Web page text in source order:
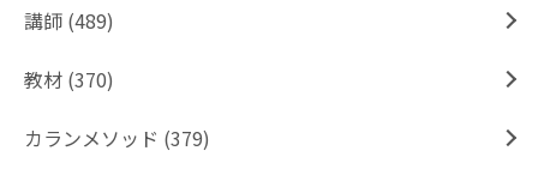
講師 (489)
教材 (370)
カランメソッド (379)